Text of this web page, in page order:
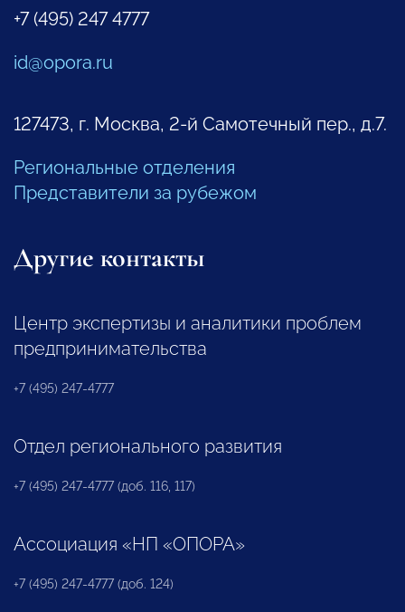
+7 (495) 247 4777
id@opora.ru
127473, г. Москва, 2-й Самотечный пер., д.7.
Региональные отделения
Представители за рубежом
Другие контакты
Центр экспертизы и аналитики проблем
предпринимательства
+7 (495) 247-4777
Отдел регионального развития
+7 (495) 247-4777 (доб. 116, 117)
Ассоциация «НП «ОПОРА»
+7 (495) 247-4777 (доб. 124)